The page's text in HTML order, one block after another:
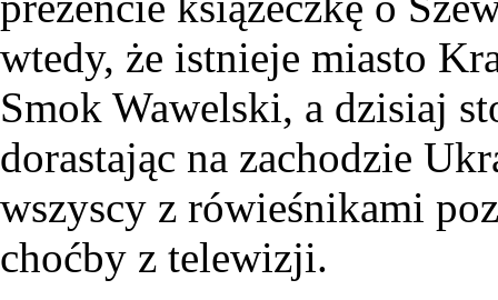
wtedy, że istnieje miasto
Smok Wawelski, a dzisiaj
dorastając na zachodzie
wszyscy z rówieśnikami
choćby z telewizji.